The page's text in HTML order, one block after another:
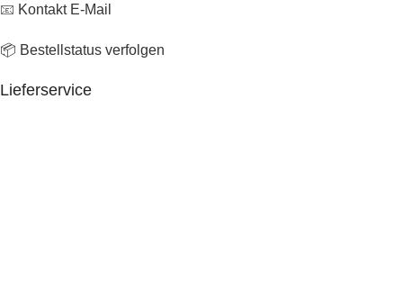
📧 Kontakt E-Mail
📦 Bestellstatus verfolgen
Lieferservice